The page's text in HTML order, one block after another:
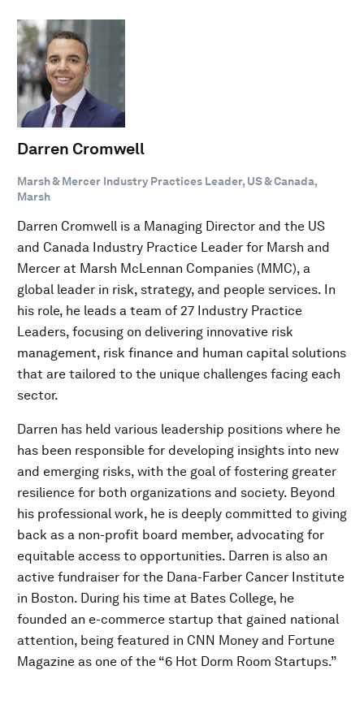
Darren Cromwell
Marsh & Mercer Industry Practices Leader, US & Canada,
Marsh
Darren Cromwell is a Managing Director and the US
and Canada Industry Practice Leader for Marsh and
Mercer at Marsh McLennan Companies (MMC), a
global leader in risk, strategy, and people services. In
his role, he leads a team of 27 Industry Practice
Leaders, focusing on delivering innovative risk
management, risk finance and human capital solutions
that are tailored to the unique challenges facing each
sector.
Darren has held various leadership positions where he
has been responsible for developing insights into new
and emerging risks, with the goal of fostering greater
resilience for both organizations and society. Beyond
his professional work, he is deeply committed to giving
back as a non-profit board member, advocating for
equitable access to opportunities. Darren is also an
active fundraiser for the Dana-Farber Cancer Institute
in Boston. During his time at Bates College, he
founded an e-commerce startup that gained national
attention, being featured in CNN Money and Fortune
Magazine as one of the “6 Hot Dorm Room Startups.”